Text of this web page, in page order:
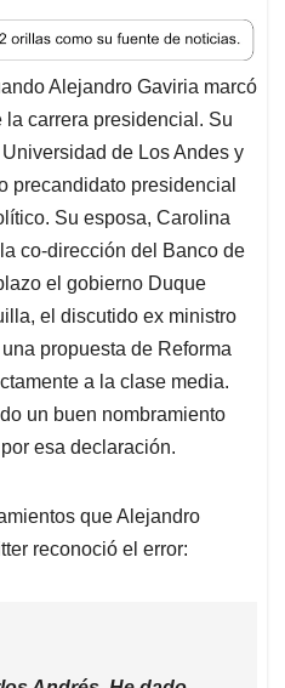
r
s
Alejandro Gaviria marcó
carrera presidencial. Su
de Los Andes y
precandidato presidencial
Su esposa, Carolina
co-dirección del Banco de
el gobierno Duque
el discutido ex ministro
propuesta de Reforma
a la clase media.
un buen nombramiento
esa declaración.